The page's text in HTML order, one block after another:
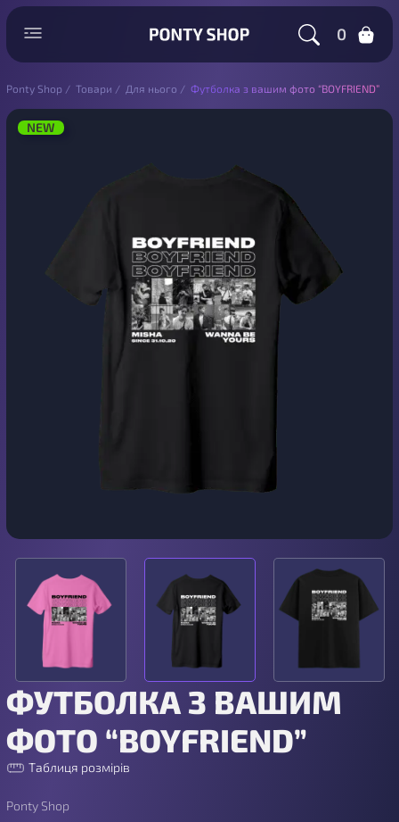
0
Ponty Shop / Товари / Для нього / Футболка з вашим фото “BOYFRIEND”
NEW
ФУТБОЛКА З ВАШИМ
ФОТО “BOYFRIEND”
Таблиця розмірів
Ponty Shop